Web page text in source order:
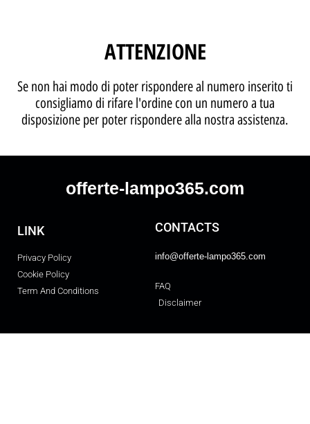
ATTENZIONE
Se non hai modo di poter rispondere al numero inserito ti
consigliamo di rifare l'ordine con un numero a tua
disposizione per poter rispondere alla nostra assistenza.
offerte-lampo365.com
LINK
Privacy Policy
Cookie Policy
Term And Conditions
CONTACTS
info@offerte-lampo365.com
FAQ
Disclaimer